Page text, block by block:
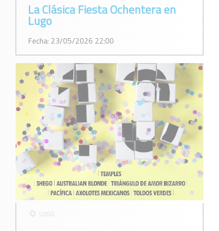
La Clásica Fiesta Ochentera en
Lugo
Fecha: 23/05/2026 22:00